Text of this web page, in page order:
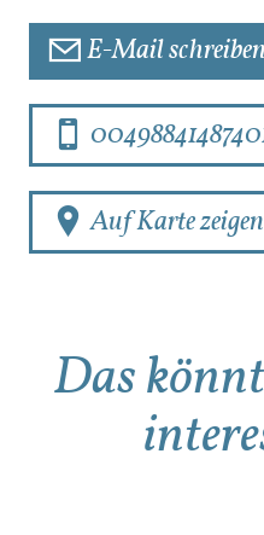
E-Mail schreiben
Auf Karte zeigen
Das